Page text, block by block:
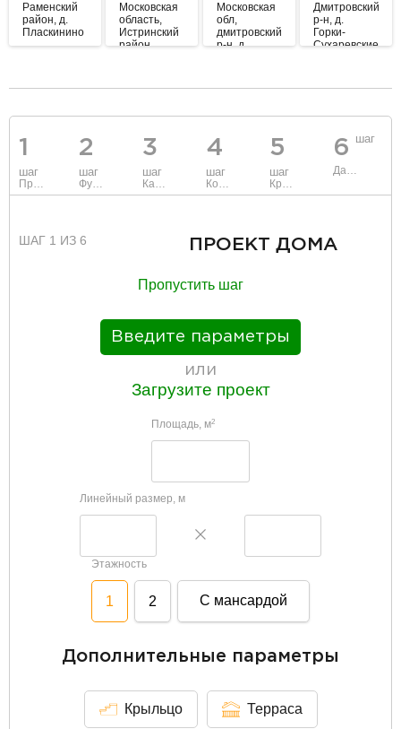
Раменский
район, д.
Пласкинино
Московская
область,
Истринский
район
Московская
обл,
дмитровский
р-н, д.
Дмитровский
р-н, д.
Горки-
Сухаревские
1
шаг
Проект
2
шаг
Фундамент
3
шаг
Каркас и стены
4
шаг
Коммуникации
5
шаг
Крыша
6 шаг
Данные
ШАГ 1 ИЗ 6 ПРОЕКТ ДОМА
Пропустить шаг
Введите параметры
или
Загрузите проект
Площадь, м2
Линейный размер, м
Этажность
1 2 С мансардой
Дополнительные параметры
Крыльцо Терраса